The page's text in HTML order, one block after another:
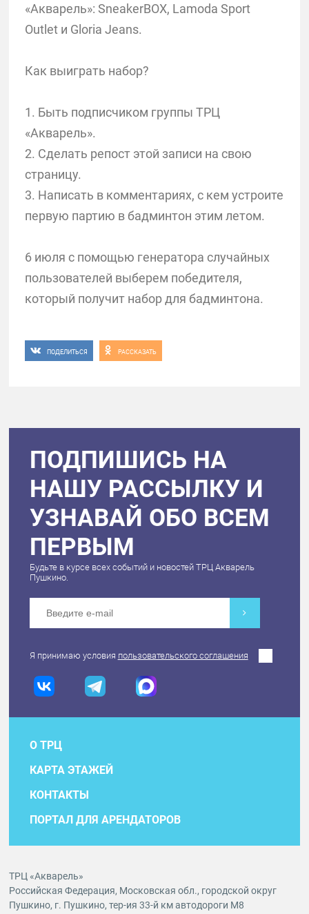
«Акварель»: SneakerBOX, Lamoda Sport
Outlet и Gloria Jeans.
Как выиграть набор?
1. Быть подписчиком группы ТРЦ
«Акварель».
2. Сделать репост этой записи на свою
страницу.
3. Написать в комментариях, с кем устроите
первую партию в бадминтон этим летом.
6 июля с помощью генератора случайных
пользователей выберем победителя,
который получит набор для бадминтона.
ПОДЕЛИТЬСЯ РАССКАЗАТЬ
ПОДПИШИСЬ НА
НАШУ РАССЫЛКУ И
УЗНАВАЙ ОБО ВСЕМ
ПЕРВЫМ
Будьте в курсе всех событий и новостей ТРЦ Акварель
Пушкино.
Я принимаю условия пользовательского соглашения
О ТРЦ
КАРТА ЭТАЖЕЙ
КОНТАКТЫ
ПОРТАЛ ДЛЯ АРЕНДАТОРОВ
ТРЦ «Акварель»
Российская Федерация, Московская обл., городской округ
Пушкино, г. Пушкино, тер-ия 33-й км автодороги М8